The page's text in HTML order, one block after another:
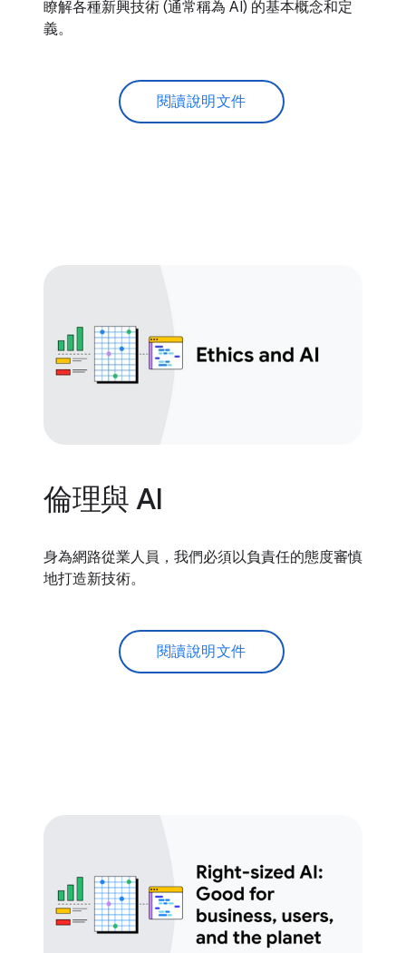
瞭解各種新興技術 (通常稱為 AI) 的基本概念和定
義。
閱讀說明文件
倫理與 AI
身為網路從業人員，我們必須以負責任的態度審慎
地打造新技術。
閱讀說明文件